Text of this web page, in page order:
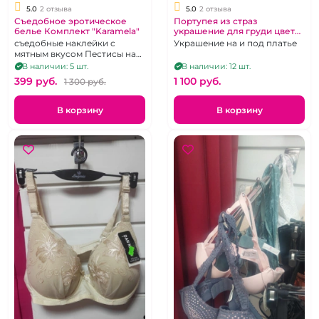
5.0 2 отзыва
Съедобное эротическое
белье Комплект "Karamela"
съедобные наклейки с
мятным вкусом Пестисы на
груди и зону бикини
В наличии: 5 шт.
399 pуб. 1 300 pуб.
В корзину
5.0 2 отзыва
Портупея из страз
украшение для груди цвет
серебро
Украшение на и под платье
В наличии: 12 шт.
1 100 pуб.
В корзину